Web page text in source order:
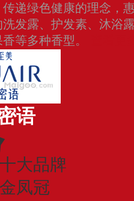
递绿色健康的理念，
发露、护发素、沐浴
等多种香型。
语
大品牌
凤冠